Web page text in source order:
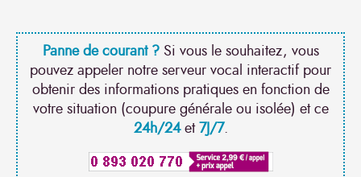
Panne de courant ?Si vous le souhaitez, vous
pouvez appeler notre serveur vocal interactif pour
obtenir des informations pratiques en fonction de
votre situation (coupure générale ou isolée) et ce
24h/24et7J/7.